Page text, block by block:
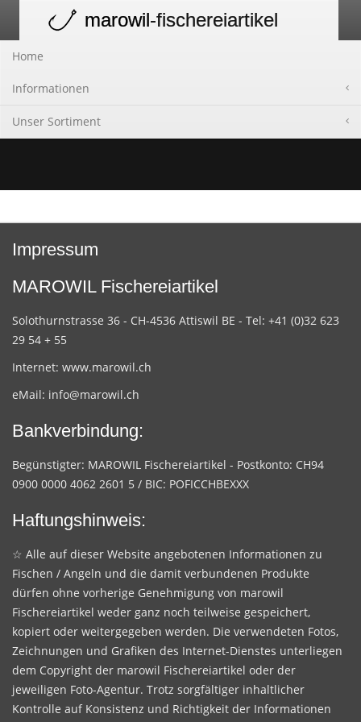
navigation
marowil-fischereiartikel
Home
Informationen
Unser Sortiment
Impressum
MAROWIL Fischereiartikel
Solothurnstrasse 36 - CH-4536 Attiswil BE - Tel: +41 (0)32 623
29 54 + 55
Internet: www.marowil.ch
eMail: info@marowil.ch
Bankverbindung:
Begünstigter: MAROWIL Fischereiartikel - Postkonto: CH94
0900 0000 4062 2601 5 / BIC: POFICCHBEXXX
Haftungshinweis:
☆ Alle auf dieser Website angebotenen Informationen zu
Fischen / Angeln und die damit verbundenen Produkte
dürfen ohne vorherige Genehmigung von marowil
Fischereiartikel weder ganz noch teilweise gespeichert,
kopiert oder weitergegeben werden. Die verwendeten Fotos,
Zeichnungen und Grafiken des Internet-Dienstes unterliegen
dem Copyright der marowil Fischereiartikel oder der
jeweiligen Foto-Agentur. Trotz sorgfältiger inhaltlicher
Kontrolle auf Konsistenz und Richtigkeit der Informationen